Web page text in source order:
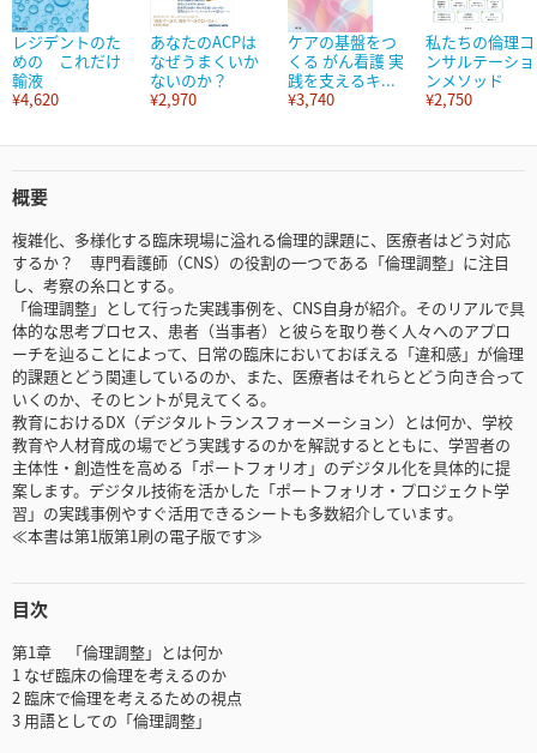
レジデントのた
めの これだけ
輸液
¥4,620
あなたのACPは
なぜうまくいか
ないのか？
¥2,970
ケアの基盤をつ
くる がん看護 実
践を支えるキ...
¥3,740
私たちの倫理コ
ンサルテーショ
ンメソッド
¥2,750
概要
複雑化、多様化する臨床現場に溢れる倫理的課題に、医療者はどう対応
するか？ 専門看護師（CNS）の役割の一つである「倫理調整」に注目
し、考察の糸口とする。
「倫理調整」として行った実践事例を、CNS自身が紹介。そのリアルで具
体的な思考プロセス、患者（当事者）と彼らを取り巻く人々へのアプロ
ーチを辿ることによって、日常の臨床においておぼえる「違和感」が倫理
的課題とどう関連しているのか、また、医療者はそれらとどう向き合って
いくのか、そのヒントが見えてくる。
教育におけるDX（デジタルトランスフォーメーション）とは何か、学校
教育や人材育成の場でどう実践するのかを解説するとともに、学習者の
主体性・創造性を高める「ポートフォリオ」のデジタル化を具体的に提
案します。デジタル技術を活かした「ポートフォリオ・プロジェクト学
習」の実践事例やすぐ活用できるシートも多数紹介しています。
≪本書は第1版第1刷の電子版です≫
目次
第1章 「倫理調整」とは何か
1 なぜ臨床の倫理を考えるのか
2 臨床で倫理を考えるための視点
3 用語としての「倫理調整」